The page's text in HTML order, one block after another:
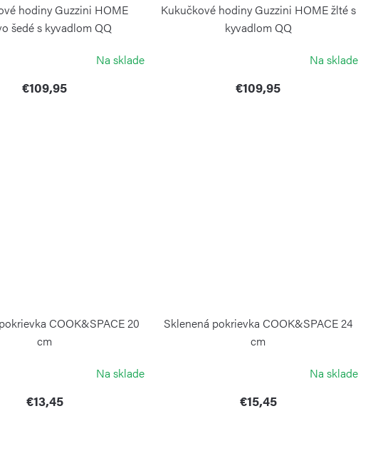
hodiny Guzzini HOME
šedé s kyvadlom QQ
Na sklade
€109,95
Kukučkové hodiny Guzzini HOME žlté s
kyvadlom QQ
Na sklade
€109,95
COOK&SPACE 20
cm
Na sklade
€13,45
Sklenená pokrievka COOK&SPACE 24
cm
Na sklade
€15,45